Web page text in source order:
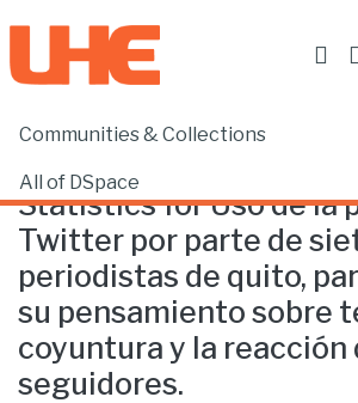
Communities & Collections
All of DSpace
Home Statistics
Statistics for Uso de la
Twitter por parte de
periodistas de quito,
su pensamiento sobre
coyuntura y la reacción
seguidores.